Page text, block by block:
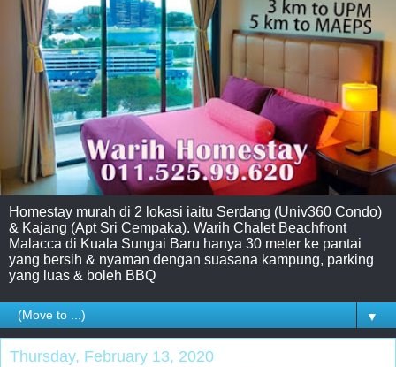
Homestay murah di 2 lokasi iaitu Serdang (Univ360 Condo)
& Kajang (Apt Sri Cempaka). Warih Chalet Beachfront
Malacca di Kuala Sungai Baru hanya 30 meter ke pantai
yang bersih & nyaman dengan suasana kampung, parking
yang luas & boleh BBQ
▼
Thursday, February 13, 2020